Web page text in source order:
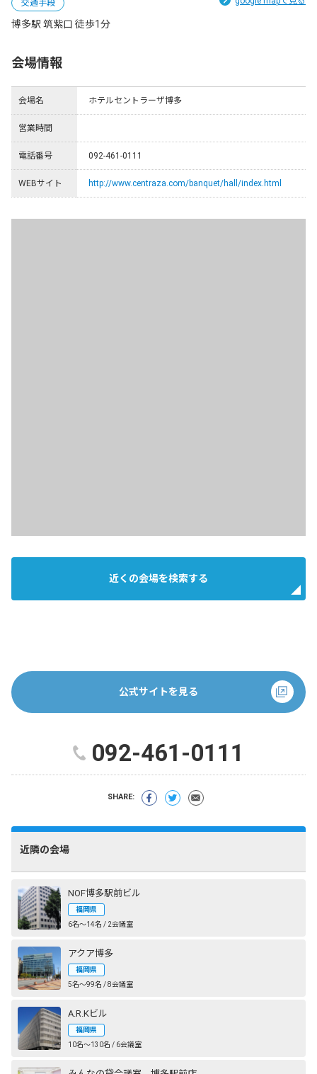
交通手段
博多駅 筑紫口 徒歩1分
会場情報
会場名 ホテルセントラーザ博多
営業時間
電話番号 092-461-0111
WEBサイト http://www.centraza.com/banquet/hall/index.html
近くの会場を検索する
公式サイトを見る
092-461-0111
SHARE:
近隣の会場
NOF博多駅前ビル
福岡県
6名〜14名 / 2会議室
アクア博多
福岡県
5名〜99名 / 8会議室
A.R.Kビル
福岡県
10名〜130名 / 6会議室